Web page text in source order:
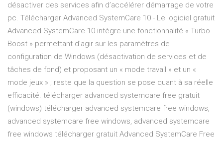
désactiver des services afin d’accélérer démarrage de votre
pc. Télécharger Advanced SystemCare 10 - Le logiciel gratuit
Advanced SystemCare 10 intègre une fonctionnalité « Turbo
Boost » permettant d'agir sur les paramètres de
configuration de Windows (désactivation de services et de
tâches de fond) et proposant un « mode travail » et un «
mode jeux » ; reste que la question se pose quant à sa réelle
efficacité. télécharger advanced systemcare free gratuit
(windows) télécharger advanced systemcare free windows,
advanced systemcare free windows, advanced systemcare
free windows télécharger gratuit Advanced SystemCare Free